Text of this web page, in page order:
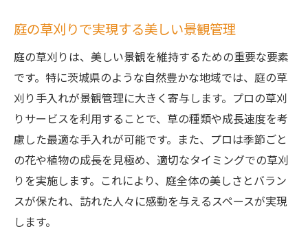
庭の草刈りで実現する美しい景観管理
庭の草刈りは、美しい景観を維持するための重要な要素
です。特に茨城県のような自然豊かな地域では、庭の草
刈り手入れが景観管理に大きく寄与します。プロの草刈
りサービスを利用することで、草の種類や成長速度を考
慮した最適な手入れが可能です。また、プロは季節ごと
の花や植物の成長を見極め、適切なタイミングでの草刈
りを実施します。これにより、庭全体の美しさとバラン
スが保たれ、訪れた人々に感動を与えるスペースが実現
します。